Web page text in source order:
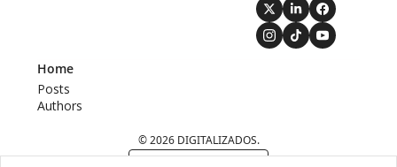
Home
Posts
Authors
© 2026 DIGITALIZADOS.